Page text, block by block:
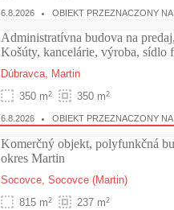
6.8.2026 OBIEKT PRZEZNACZONY NA
Administratívna budova na
Košúty, kancelárie, výroba, sídlo
Dúbravca, Martin
350 m2 350 m2
6.8.2026 OBIEKT PRZEZNACZONY NA
Komerčný objekt, polyfunkčná
okres Martin
Socovce, Socovce (Martin)
815 m2 237 m2